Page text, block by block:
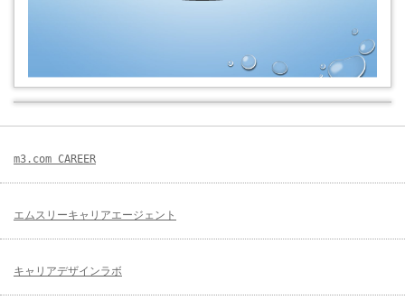
m3.com CAREER
エムスリーキャリアエージェント
キャリアデザインラボ